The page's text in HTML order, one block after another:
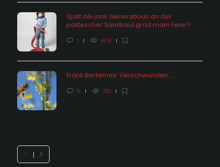
Spillt déi jonk Generatioun an der
politescher Sandkaul grad mam Feier?
1 406
Frank Bertemes: Verschwunden….
0 701